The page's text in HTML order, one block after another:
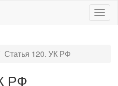
Статья 120. УК РФ
РФ